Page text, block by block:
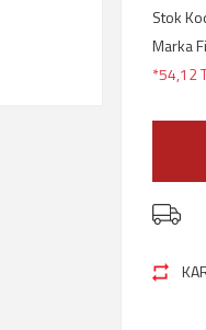
Stok
Marka
*54,12